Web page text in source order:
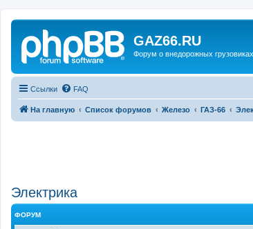
GAZ66.RU
Форум о внедорожных грузовиках
Ссылки FAQ
На главную Список форумов Железо ГАЗ-66
Электрика
ФОРУМ